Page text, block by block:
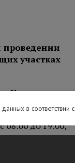
проведении
участках
Печенга–
08:00 до 19:00,
в соответствии с